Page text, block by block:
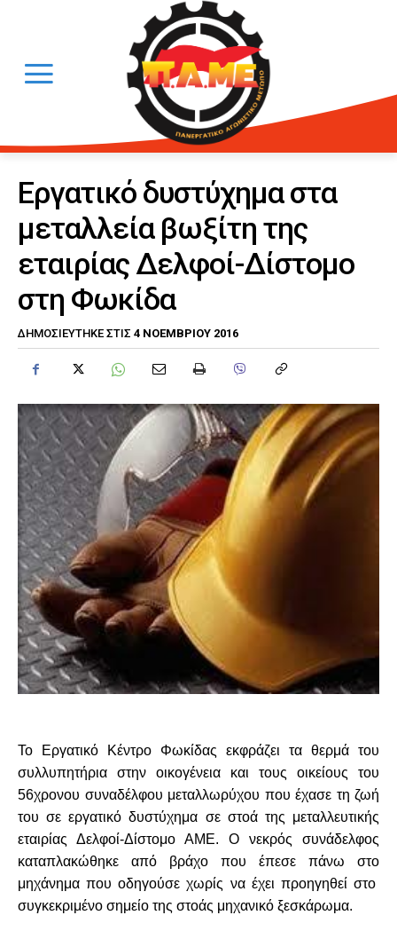
Εργατικό δυστύχημα στα
μεταλλεία βωξίτη της
εταιρίας Δελφοί-Δίστομο
στη Φωκίδα
ΔΗΜΟΣΙΕΎΤΗΚΕ ΣΤΙΣ 4 ΝΟΕΜΒΡΊΟΥ 2016
Το Εργατικό Κέντρο Φωκίδας εκφράζει τα θερμά του
συλλυπητήρια στην οικογένεια και τους οικείους του
56χρονου συναδέλφου μεταλλωρύχου που έχασε τη ζωή
του σε εργατικό δυστύχημα σε στοά της μεταλλευτικής
εταιρίας Δελφοί-Δίστομο ΑΜΕ. Ο νεκρός συνάδελφος
καταπλακώθηκε από βράχο που έπεσε πάνω στο
μηχάνημα που οδηγούσε χωρίς να έχει προηγηθεί στο
συγκεκριμένο σημείο της στοάς μηχανικό ξεσκάρωμα.